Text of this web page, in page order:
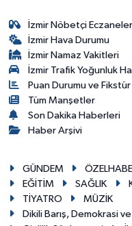
İzmir Nöbetçi Eczaneler
İzmir Hava Durumu
İzmir Namaz Vakitleri
İzmir Trafik Yoğunluk
Puan Durumu ve Fikstür
Tüm Manşetler
Son Dakika Haberleri
Haber Arşivi
GÜNDEM
EĞİTİM
SAĞLIK
TİYATRO
MÜZİK
Dikili Barış, Demokrasi